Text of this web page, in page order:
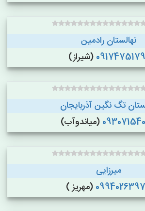
نهالستان رادمین
(شیراز)
تگ نگین آذربایجان
(میاندوآب)
میرزایی
(مهریز )